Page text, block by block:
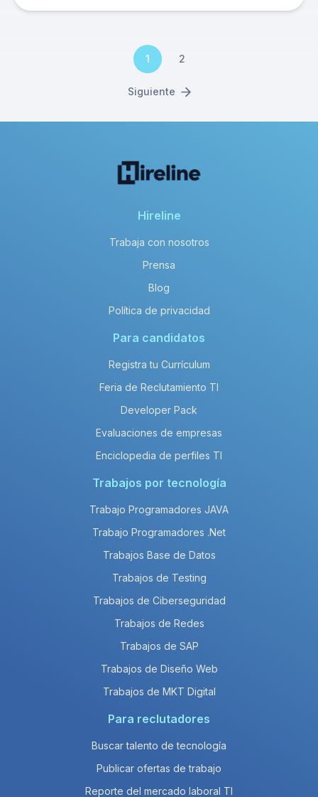
1 2
Siguiente
Hireline
Trabaja con nosotros
Prensa
Blog
Política de privacidad
Para candidatos
Registra tu Currículum
Feria de Reclutamiento TI
Developer Pack
Evaluaciones de empresas
Enciclopedia de perfiles TI
Trabajos por tecnología
Trabajo Programadores JAVA
Trabajo Programadores .Net
Trabajos Base de Datos
Trabajos de Testing
Trabajos de Ciberseguridad
Trabajos de Redes
Trabajos de SAP
Trabajos de Diseño Web
Trabajos de MKT Digital
Para reclutadores
Buscar talento de tecnología
Publicar ofertas de trabajo
Reporte del mercado laboral TI